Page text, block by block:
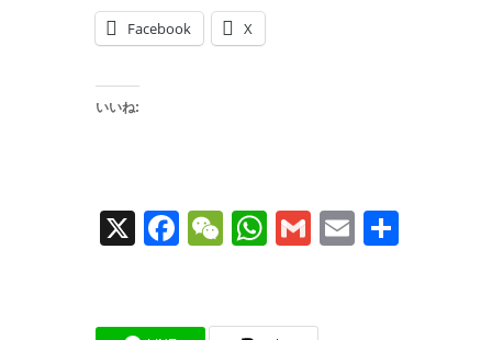
Facebook X
いいね:
X Facebook
WeChat
WhatsApp
GmailEmail